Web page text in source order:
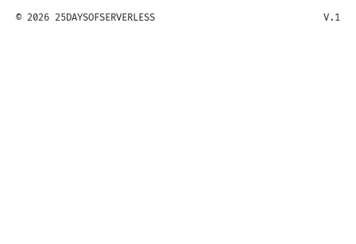
© 2026 25DAYSOFSERVERLESS V.1